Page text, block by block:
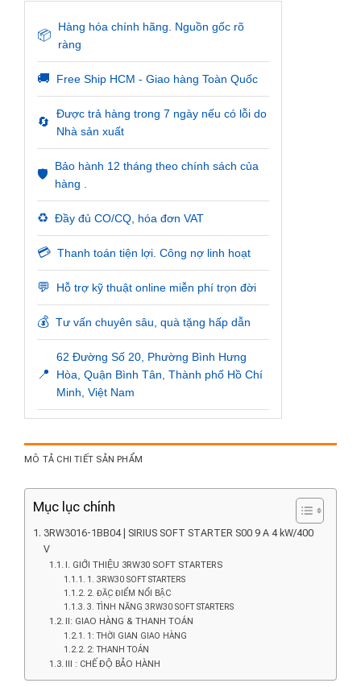
📦
Hàng hóa chính hãng. Nguồn gốc rõ
ràng
🚚 Free Ship HCM - Giao hàng Toàn Quốc
🔄
Được trả hàng trong 7 ngày nếu có lỗi do
Nhà sản xuất
🛡️
Bảo hành 12 tháng theo chính sách của
hàng .
♻️ Đầy đủ CO/CQ, hóa đơn VAT
💳 Thanh toán tiện lợi. Công nợ linh hoạt
💬 Hỗ trợ kỹ thuật online miễn phí trọn đời
💰 Tư vấn chuyên sâu, quà tặng hấp dẫn
📍
62 Đường Số 20, Phường Bình Hưng
Hòa, Quận Bình Tân, Thành phố Hồ Chí
Minh, Việt Nam
MÔ TẢ CHI TIẾT SẢN PHẨM
Mục lục chính
3RW3016-1BB04 | SIRIUS SOFT STARTER S00 9 A 4 kW/400
V
I. GIỚI THIỆU 3RW30 SOFT STARTERS
1. 3RW30 SOFT STARTERS
2. ĐẶC ĐIỂM NỔI BẬC
3. TÌNH NĂNG 3RW30 SOFT STARTERS
II: GIAO HÀNG & THANH TOÁN
1: THỜI GIAN GIAO HÀNG
2: THANH TOÁN
III : CHẾ ĐỘ BẢO HÀNH